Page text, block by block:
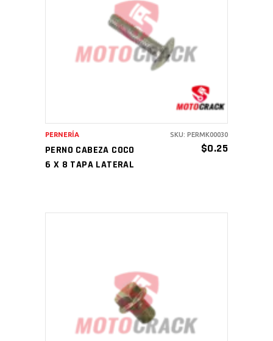
AÑADIR AL CARRITO
PERNO CABEZA COCO
6 X 8 TAPA LATERAL
$0.25
PERNERÍA SKU: PERMK00030
AÑADIR AL CARRITO